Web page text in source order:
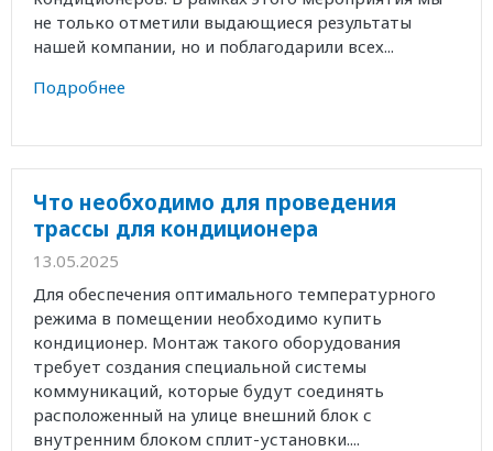
не только отметили выдающиеся результаты
нашей компании, но и поблагодарили всех...
Подробнее
Что необходимо для проведения
трассы для кондиционера
13.05.2025
Для обеспечения оптимального температурного
режима в помещении необходимо купить
кондиционер. Монтаж такого оборудования
требует создания специальной системы
коммуникаций, которые будут соединять
расположенный на улице внешний блок с
внутренним блоком сплит-установки....